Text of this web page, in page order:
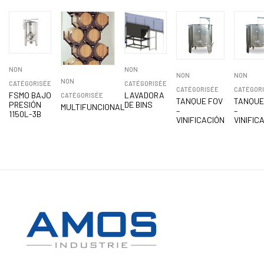
NON
CATÉGORISÉE
FSMO BAJO
PRESIÓN
1150L-3B
NON
CATÉGORISÉE
MULTIFUNCIONAL
NON
CATÉGORISÉE
LAVADORA
DE BINS
NON
CATÉGORISÉE
TANQUE FOV
–
VINIFICACIÓN
NON
–